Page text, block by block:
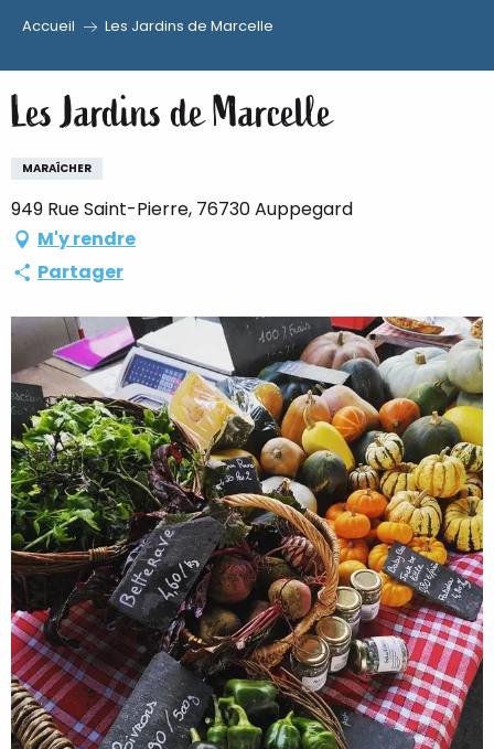
au
contenu
principal
Accueil Les Jardins de Marcelle
Les Jardins de Marcelle
MARAÎCHER
949 Rue Saint-Pierre, 76730 Auppegard
M'y rendre
Partager